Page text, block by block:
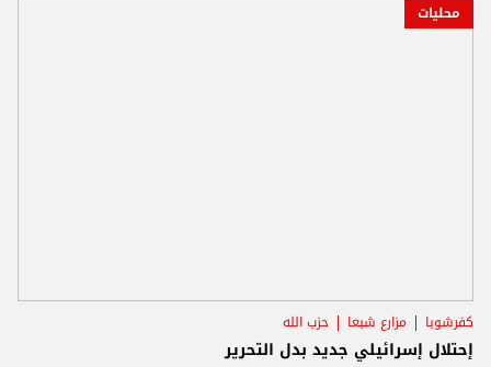
محليات
كفرشوبا مزارع شبعا حزب الله
إحتلال إسرائيلي جديد بدل التحرير